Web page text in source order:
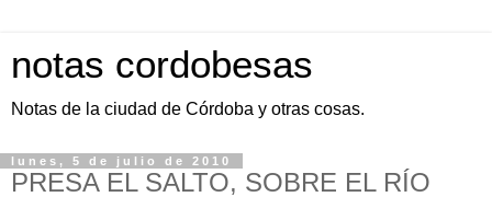
notas cordobesas
Notas de la ciudad de Córdoba y otras cosas.
lunes, 5 de julio de 2010
PRESA EL SALTO, SOBRE EL RÍO